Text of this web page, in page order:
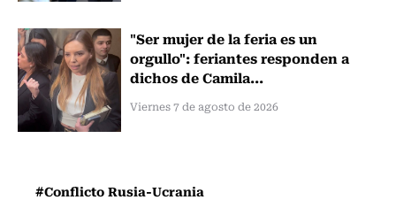
"Ser mujer de la feria es un
orgullo": feriantes responden a
dichos de Camila...
Viernes 7 de agosto de 2026
#Conflicto Rusia-Ucrania